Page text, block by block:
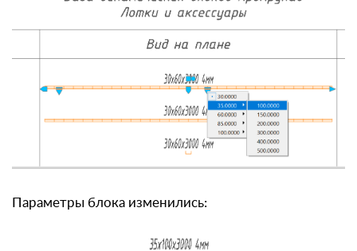
Параметры блока изменились: